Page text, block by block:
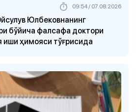
Юлбековнанинг
бўйича фалсафа доктори
иши ҳимояси тўғрисида
09:54 / 07.08.2026